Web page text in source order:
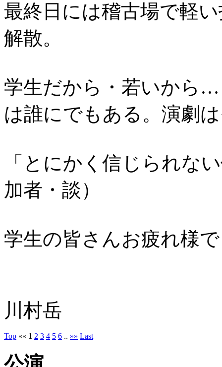
最終日には稽古場で軽
解散。
学生だから・若いから
は誰にでもある。演劇
「とにかく信じられな
加者・談）
学生の皆さんお疲れ様
川村岳
Top «« 1 2 3 4 5 6 .. »» Last